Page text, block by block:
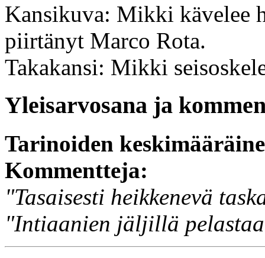
Kansikuva: Mikki kävelee
piirtänyt Marco Rota.
Takakansi: Mikki
Yleisarvosana ja
Tarinoiden
Kommentteja:
"Tasaisesti heikkenevä
"Intiaanien jäljillä